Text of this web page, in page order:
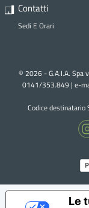
Contatti
Sedi E Orari
© 2026 - G.A.I.A.
0141/353.849 | e-
Codice destinatario
Le